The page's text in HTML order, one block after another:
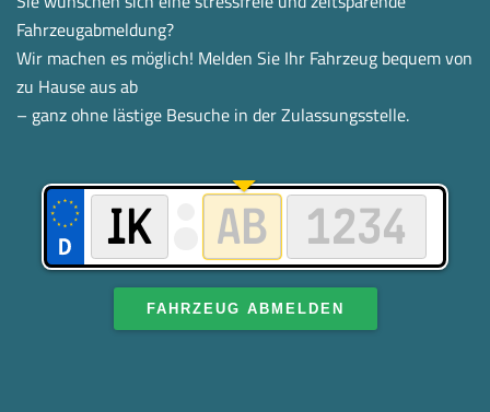
Fahrzeugabmeldung?
Wir machen es möglich! Melden Sie Ihr Fahrzeug bequem von
zu Hause aus ab
– ganz ohne lästige Besuche in der Zulassungsstelle.
FAHRZEUG ABMELDEN